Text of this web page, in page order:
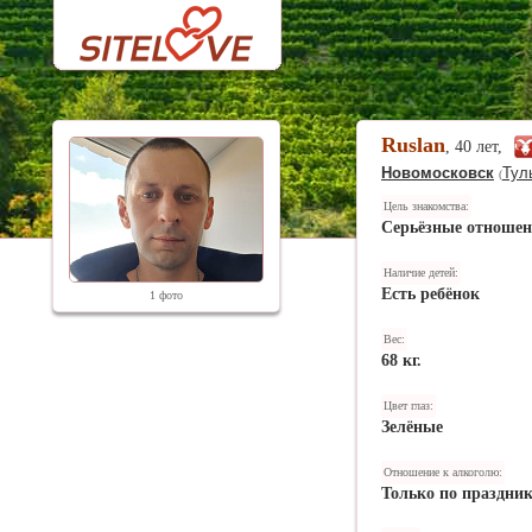
1 фото
Ruslan, 40 лет,
Новомосковск (
Цель знакомства:
Серьёзные
Наличие детей:
Есть ребёнок
Вес:
68 кг.
Цвет глаз:
Зелёные
Отношение к алкоголю:
Только по